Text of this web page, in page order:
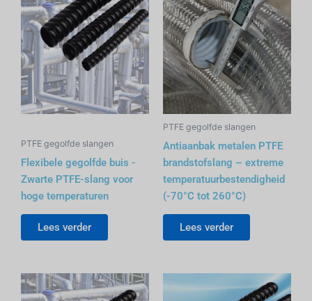
PTFE gegolfde slangen
Flexibele gegolfde buis -
Zwarte PTFE-slang voor
hoge temperaturen
Lees verder
PTFE gegolfde slangen
Antiaanbak metalen PTFE
brandstofslang – extreme
temperatuurbestendigheid
(-70°C tot 260°C)‌ ‌
Lees verder